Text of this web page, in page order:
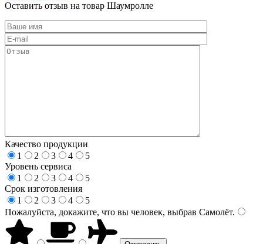
Оставить отзыв на товар Шаумролле
Качество продукции
1
2 3 4
5
Уровень сервиса
1
2 3 4
5
Срок изготовления
1
2 3 4
5
Пожалуйста, докажите, что вы человек, выбрав Самолёт.